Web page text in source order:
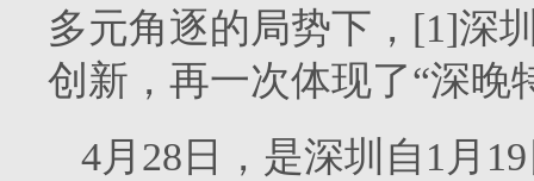
多元角逐的局势下，[1]深
创新，再一次体现了“深晚
4月28日，是深圳自1月